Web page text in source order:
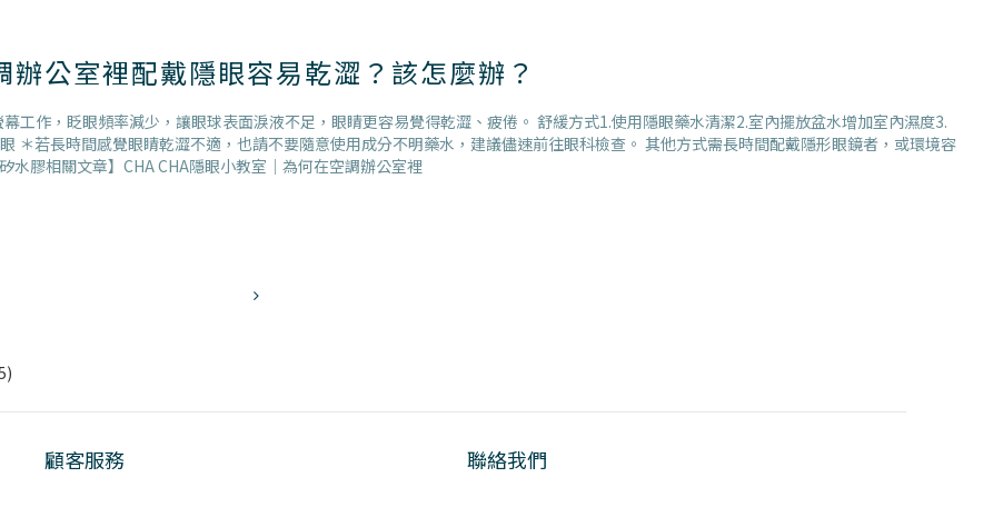
辦公室裡配戴隱眼容易乾澀？該怎麼辦？
工作，眨眼頻率減少，讓眼球表面淚液不足，眼睛更容易覺得乾澀、疲倦。 舒緩方式1.使用隱眼藥水清潔2.室內擺放盆水增加室內濕度3.
＊若長時間感覺眼睛乾澀不適，也請不要隨意使用成分不明藥水，建議儘速前往眼科檢查。 其他方式需長時間配戴隱形眼鏡者，或環境容
膠相關文章】CHA CHA隱眼小教室｜為何在空調辦公室裡
顧客服務 聯絡我們